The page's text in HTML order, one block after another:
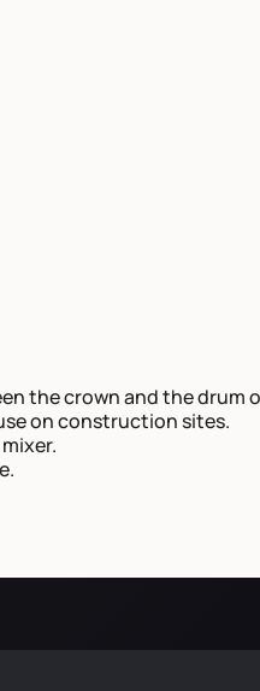
the crown and the drum
on construction sites.